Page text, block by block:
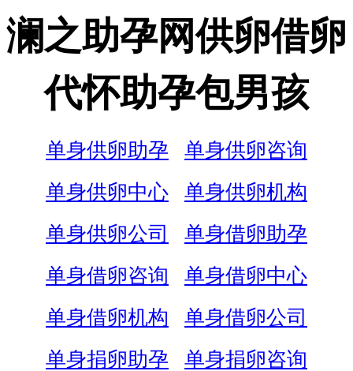
澜之助孕网供卵借卵
代怀助孕包男孩
单身供卵助孕
单身供卵咨询
单身供卵中心
单身供卵机构
单身供卵公司
单身借卵助孕
单身借卵咨询
单身借卵中心
单身借卵机构
单身借卵公司
单身捐卵助孕
单身捐卵咨询